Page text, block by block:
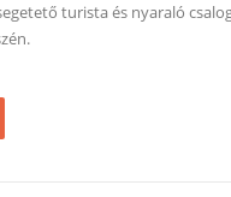
turista és nyaraló